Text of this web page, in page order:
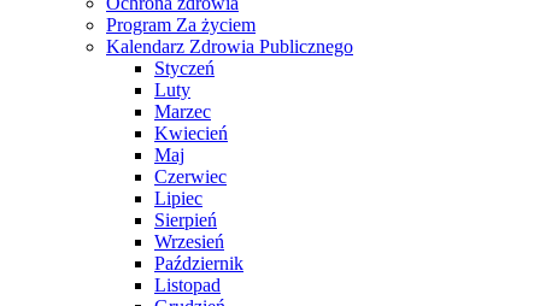
Program Za życiem
Kalendarz Zdrowia Publicznego
Styczeń
Luty
Marzec
Kwiecień
Maj
Czerwiec
Lipiec
Sierpień
Wrzesień
Październik
Listopad